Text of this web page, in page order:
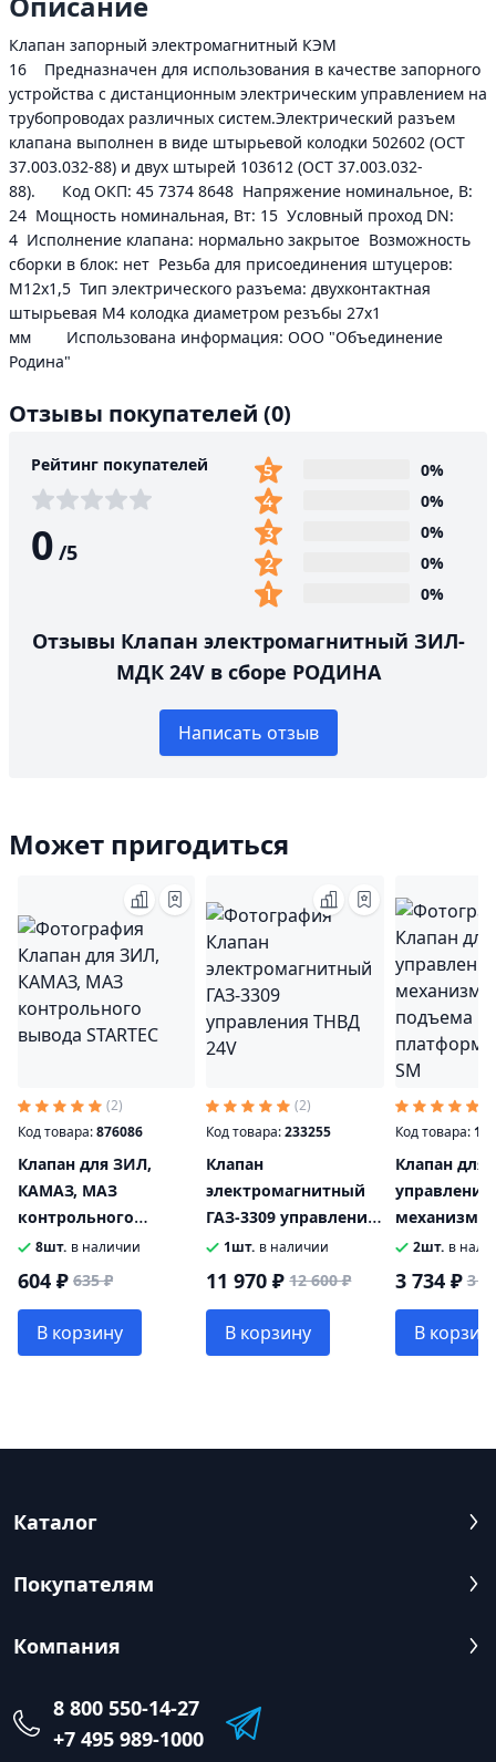
Клапан запорный электромагнитный КЭМ
16 Предназначен для использования в качестве запорного
устройства с дистанционным электрическим управлением на
трубопроводах различных систем.Электрический разъем
клапана выполнен в виде штырьевой колодки 502602 (ОСТ
37.003.032-88) и двух штырей 103612 (ОСТ 37.003.032-
88). Код ОКП: 45 7374 8648 Напряжение номинальное, В:
24 Мощность номинальная, Вт: 15 Условный проход DN:
4 Исполнение клапана: нормально закрытое Возможность
сборки в блок: нет Резьба для присоединения штуцеров:
M12x1,5 Тип электрического разъема: двухконтактная
штырьевая М4 колодка диаметром резъбы 27х1
мм Использована информация: ООО "Объединение
Родина"
Отзывы покупателей (0)
Рейтинг покупателей
0 /5
0%
0%
0%
0%
0%
Отзывы Клапан электромагнитный ЗИЛ-
МДК 24V в сборе РОДИНА
Написать отзыв
Может пригодиться
(2)
Код товара:876086
Клапан для ЗИЛ,
КАМАЗ, МАЗ
контрольного
вывода STARTEC
8шт. в наличии
604 ₽ 635 ₽
В корзину
(2)
Код товара:233255
Клапан
электромагнитный
ГАЗ-3309 управления
ТНВД 24V
1шт. в наличии
11 970 ₽ 12 600 ₽
В корзину
Код товара:
Клапан для
управления
подъема
L-350мм SM
2шт. в
3 734 ₽ 3
В
Каталог
Покупателям
Компания
8 800 550-14-27
+7 495 989-1000